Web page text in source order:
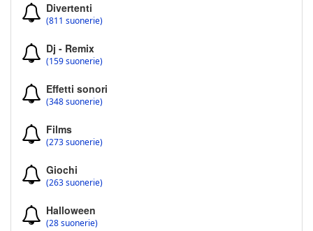
Divertenti
(811 suonerie)
Dj - Remix
(159 suonerie)
Effetti sonori
(348 suonerie)
Films
(273 suonerie)
Giochi
(263 suonerie)
Halloween
(28 suonerie)